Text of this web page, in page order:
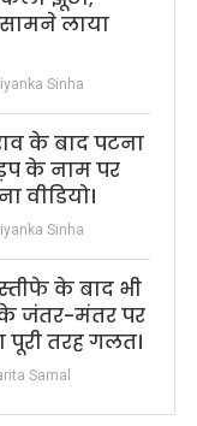
लाया
Sinha
के बाद पटना
के नाम पर
वीडियो।
Sinha
के बाद भी
जंतर-मंतर पर
पूरी तरह गलत।
Samal